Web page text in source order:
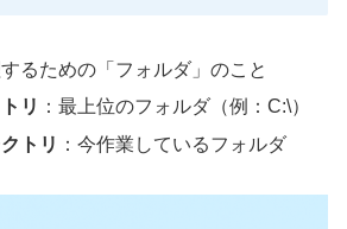
るための「フォルダ」のこと
リ ：最上位のフォルダ（例：C:\）
トリ ：今作業しているフォルダ